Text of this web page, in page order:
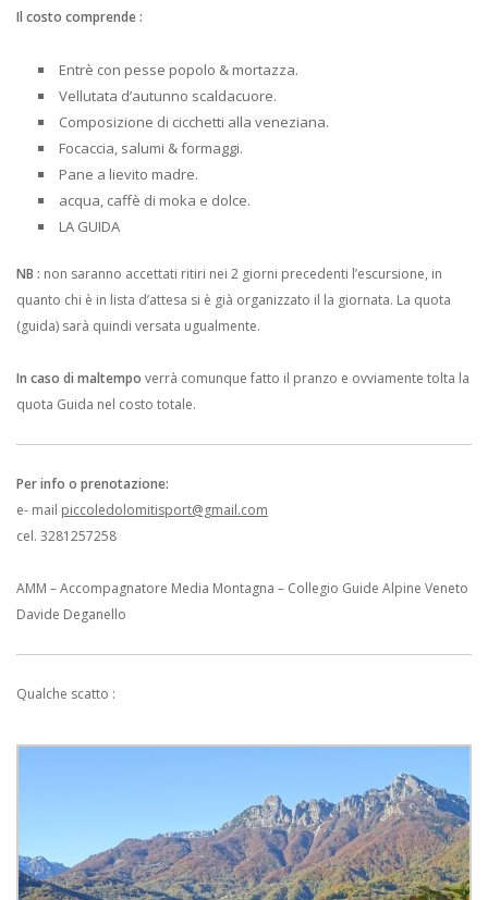
Il costo comprende :
Entrè con pesse popolo & mortazza.
Vellutata d’autunno scaldacuore.
Composizione di cicchetti alla veneziana.
Focaccia, salumi & formaggi.
Pane a lievito madre.
acqua, caffè di moka e dolce.
LA GUIDA
NB : non saranno accettati ritiri nei 2 giorni precedenti l’escursione, in
quanto chi è in lista d’attesa si è già organizzato il la giornata. La quota
(guida) sarà quindi versata ugualmente.
In caso di maltempo verrà comunque fatto il pranzo e ovviamente tolta la
quota Guida nel costo totale.
Per info o prenotazione:
e- mail piccoledolomitisport@gmail.com
cel. 3281257258
AMM – Accompagnatore Media Montagna – Collegio Guide Alpine Veneto
Davide Deganello
Qualche scatto :